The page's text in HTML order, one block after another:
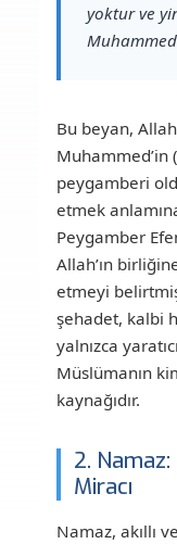
yoktur ve
Bu beyan,
Muhammed’in
peygamberi
etmek
Peygamber
Allah’ın
etmeyi
şehadet, kalbi
yalnızca
Müslümanın
kaynağıdır.
2. Namaz:
Miracı
Namaz, akıllı